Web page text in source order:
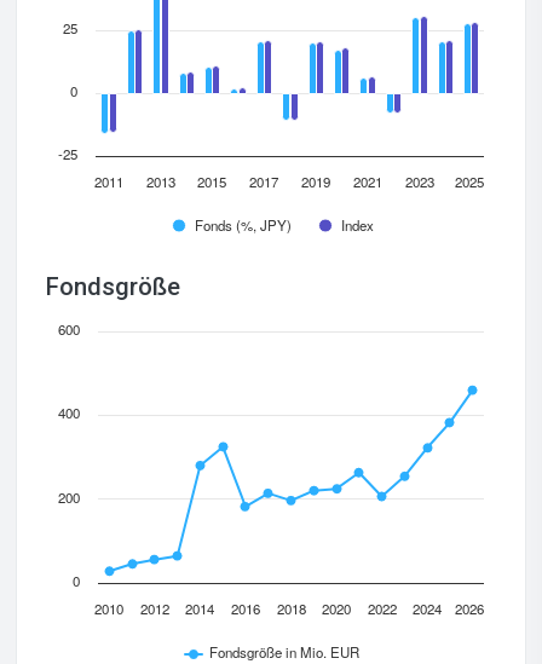
Fonds (%, JPY) Index
2011 2013 2015 2017 2019 2021 2023 2025
-25
0
25
Fondsgröße
Fondsgröße in Mio. EUR
2010 2012 2014 2016 2018 2020 2022 2024 2026
0
200
400
600